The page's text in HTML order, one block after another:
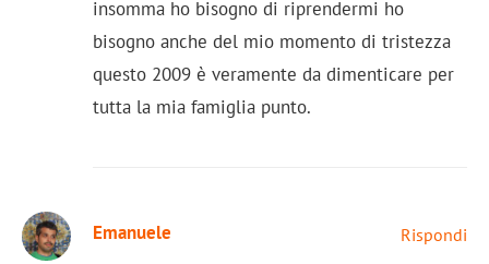
insomma ho bisogno di riprendermi ho
bisogno anche del mio momento di tristezza
questo 2009 è veramente da dimenticare per
tutta la mia famiglia punto.
Emanuele Rispondi